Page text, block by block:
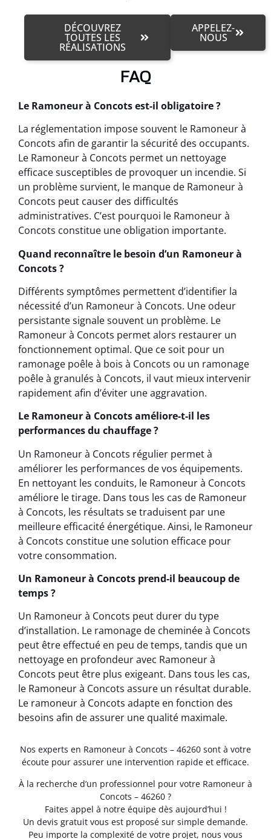
DÉCOUVREZ
TOUTES LES
RÉALISATIONS
APPELEZ-
NOUS
FAQ
Le Ramoneur à Concots est-il obligatoire ?
La réglementation impose souvent le Ramoneur à
Concots afin de garantir la sécurité des occupants.
Le Ramoneur à Concots permet un nettoyage
efficace susceptibles de provoquer un incendie. Si
un problème survient, le manque de Ramoneur à
Concots peut causer des difficultés
administratives. C’est pourquoi le Ramoneur à
Concots constitue une obligation importante.
Quand reconnaître le besoin d’un Ramoneur à
Concots ?
Différents symptômes permettent d’identifier la
nécessité d’un Ramoneur à Concots. Une odeur
persistante signale souvent un problème. Le
Ramoneur à Concots permet alors restaurer un
fonctionnement optimal. Que ce soit pour un
ramonage poêle à bois à Concots ou un ramonage
poêle à granulés à Concots, il vaut mieux intervenir
rapidement afin d’éviter une aggravation.
Le Ramoneur à Concots améliore-t-il les
performances du chauffage ?
Un Ramoneur à Concots régulier permet à
améliorer les performances de vos équipements.
En nettoyant les conduits, le Ramoneur à Concots
améliore le tirage. Dans tous les cas de Ramoneur
à Concots, les résultats se traduisent par une
meilleure efficacité énergétique. Ainsi, le Ramoneur
à Concots constitue une solution efficace pour
votre consommation.
Un Ramoneur à Concots prend-il beaucoup de
temps ?
Un Ramoneur à Concots peut durer du type
d’installation. Le ramonage de cheminée à Concots
peut être effectué en peu de temps, tandis que un
nettoyage en profondeur avec Ramoneur à
Concots peut être plus exigeant. Dans tous les cas,
le Ramoneur à Concots assure un résultat durable.
Le ramoneur à Concots adapte en fonction des
besoins afin de assurer une qualité maximale.
Nos experts en Ramoneur à Concots – 46260 sont à votre
écoute pour assurer une intervention rapide et efficace.
À la recherche d’un professionnel pour votre Ramoneur à
Concots – 46260 ?
Faites appel à notre équipe dès aujourd’hui !
Un devis gratuit vous est proposé sur simple demande.
Peu importe la complexité de votre projet, nous vous